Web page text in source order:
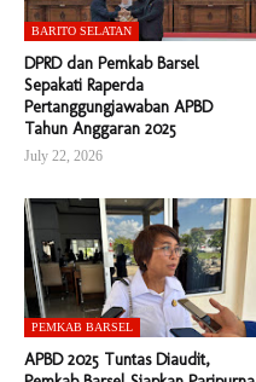
BARITO SELATAN
DPRD dan Pemkab Barsel
Sepakati Raperda
Pertanggungjawaban APBD
Tahun Anggaran 2025
July 22, 2026
PEMKAB BARSEL
APBD 2025 Tuntas Diaudit,